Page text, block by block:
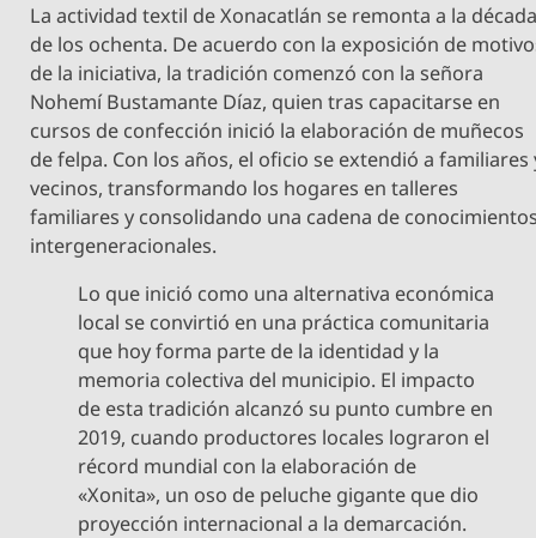
​La actividad textil de Xonacatlán se remonta a la
de los ochenta. De acuerdo con la exposición de
de la iniciativa, la tradición comenzó con la señora
Nohemí Bustamante Díaz, quien tras capacitarse en
cursos de confección inició la elaboración de muñecos
de felpa. Con los años, el oficio se extendió a familiares
vecinos, transformando los hogares en talleres
familiares y consolidando una cadena de
intergeneracionales.
​Lo que inició como una alternativa económica
local se convirtió en una práctica comunitaria
que hoy forma parte de la identidad y la
memoria colectiva del municipio. El impacto
de esta tradición alcanzó su punto cumbre en
2019, cuando productores locales lograron el
récord mundial con la elaboración de
«Xonita», un oso de peluche gigante que dio
proyección internacional a la demarcación.